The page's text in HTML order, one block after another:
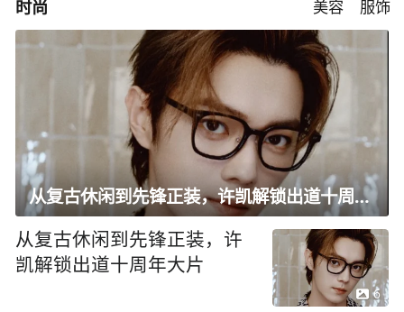
时尚 美容 服饰
从复古休闲到先锋正装，许凯解锁出道十周年大片
从复古休闲到先锋正装，许
凯解锁出道十周年大片
6